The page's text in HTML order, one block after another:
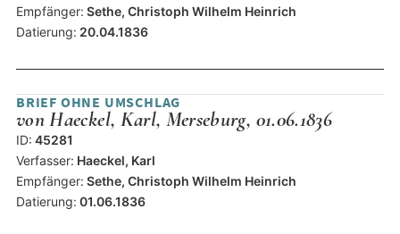
Empfänger: Sethe, Christoph Wilhelm Heinrich
Datierung: 20.04.1836
BRIEF OHNE UMSCHLAG
von Haeckel, Karl, Merseburg, 01.06.1836
ID: 45281
Verfasser: Haeckel, Karl
Empfänger: Sethe, Christoph Wilhelm Heinrich
Datierung: 01.06.1836